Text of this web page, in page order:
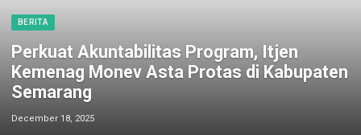
BERITA
Perkuat Akuntabilitas Program, Itjen
Kemenag Monev Asta Protas di Kabupaten
Semarang
December 18, 2025